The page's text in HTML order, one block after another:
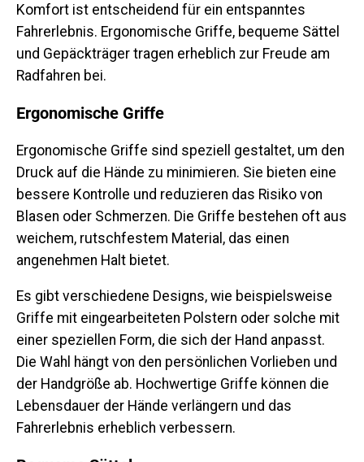
Komfort ist entscheidend für ein entspanntes
Fahrerlebnis. Ergonomische Griffe, bequeme Sättel
und Gepäckträger tragen erheblich zur Freude am
Radfahren bei.
Ergonomische Griffe
Ergonomische Griffe sind speziell gestaltet, um den
Druck auf die Hände zu minimieren. Sie bieten eine
bessere Kontrolle und reduzieren das Risiko von
Blasen oder Schmerzen. Die Griffe bestehen oft aus
weichem, rutschfestem Material, das einen
angenehmen Halt bietet.
Es gibt verschiedene Designs, wie beispielsweise
Griffe mit eingearbeiteten Polstern oder solche mit
einer speziellen Form, die sich der Hand anpasst.
Die Wahl hängt von den persönlichen Vorlieben und
der Handgröße ab. Hochwertige Griffe können die
Lebensdauer der Hände verlängern und das
Fahrerlebnis erheblich verbessern.